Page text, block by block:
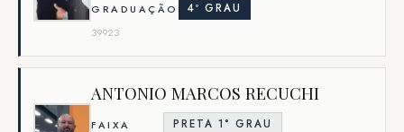
GRADUAÇÃO
4º GRAU
39923
ANTONIO MARCOS RECUCHI
FAIXA
PRETA 1° GRAU